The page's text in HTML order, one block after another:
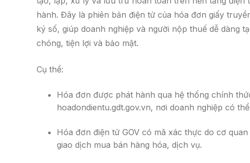
hành. Đây là phiên bản điện tử của hóa đơn giấy
ký số, giúp doanh nghiệp và người nộp thuế dễ dàng
chóng, tiện lợi và bảo mật.
Cụ thể:
Hóa đơn được phát hành qua hệ thống chính
hoadondientu.gdt.gov.vn, nơi doanh nghiệp có
Hóa đơn điện tử GOV có mã xác thực do cơ
giao dịch mua bán hàng hóa, dịch vụ.